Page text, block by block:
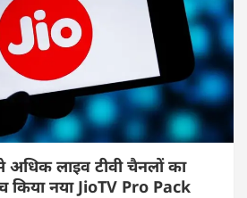
अधिक लाइव टीवी चैनलों का
किया नया JioTV Pro Pack